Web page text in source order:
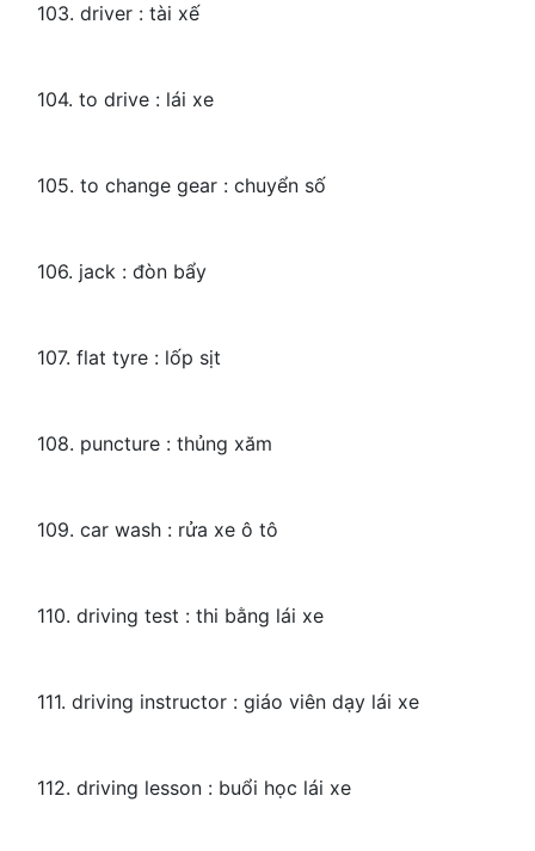
103. driver : tài xế
104. to drive : lái xe
105. to change gear : chuyển số
106. jack : đòn bẩy
107. flat tyre : lốp sịt
108. puncture : thủng xăm
109. car wash : rửa xe ô tô
110. driving test : thi bằng lái xe
111. driving instructor : giáo viên dạy lái xe
112. driving lesson : buổi học lái xe